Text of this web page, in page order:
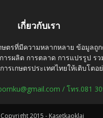
เกี่ยวกับเรา
ษตรที่มีความหลากหลาย ข้อมูลถู
ารผลิต การตลาด การแปรรูป ร
รเกษตรประเทศไทยให้เติบโตอ
/ โทร.081
2015 - Kasetkaoklai